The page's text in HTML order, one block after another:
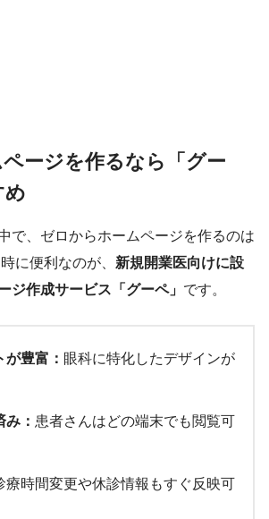
ージを作るなら「グー
め
で、ゼロからホームページを作るのは
に便利なのが、 新規開業医向けに設
ジ作成サービス「グーペ」 です。
豊富： 眼科に特化したデザインが
： 患者さんはどの端末でも閲覧可
療時間変更や休診情報もすぐ反映可